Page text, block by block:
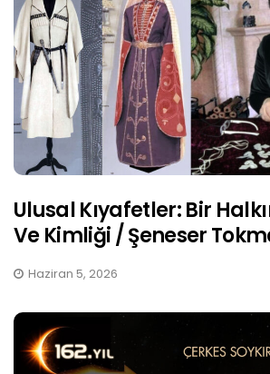
Ulusal Kıyafetler: Bir
Ve Kimliği / Şeneser
Haziran 5, 2026